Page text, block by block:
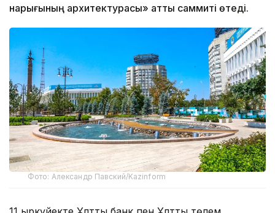
нарығының архитектурасы» атты саммиті өтеді.
Фото: Александр Павский/Kazinform